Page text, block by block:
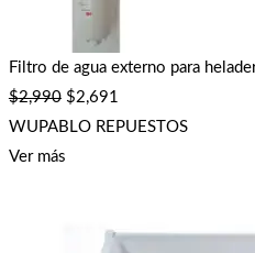
Filtro de agua externo para
$2,990 $2,691
WUPABLO REPUESTOS
Ver más